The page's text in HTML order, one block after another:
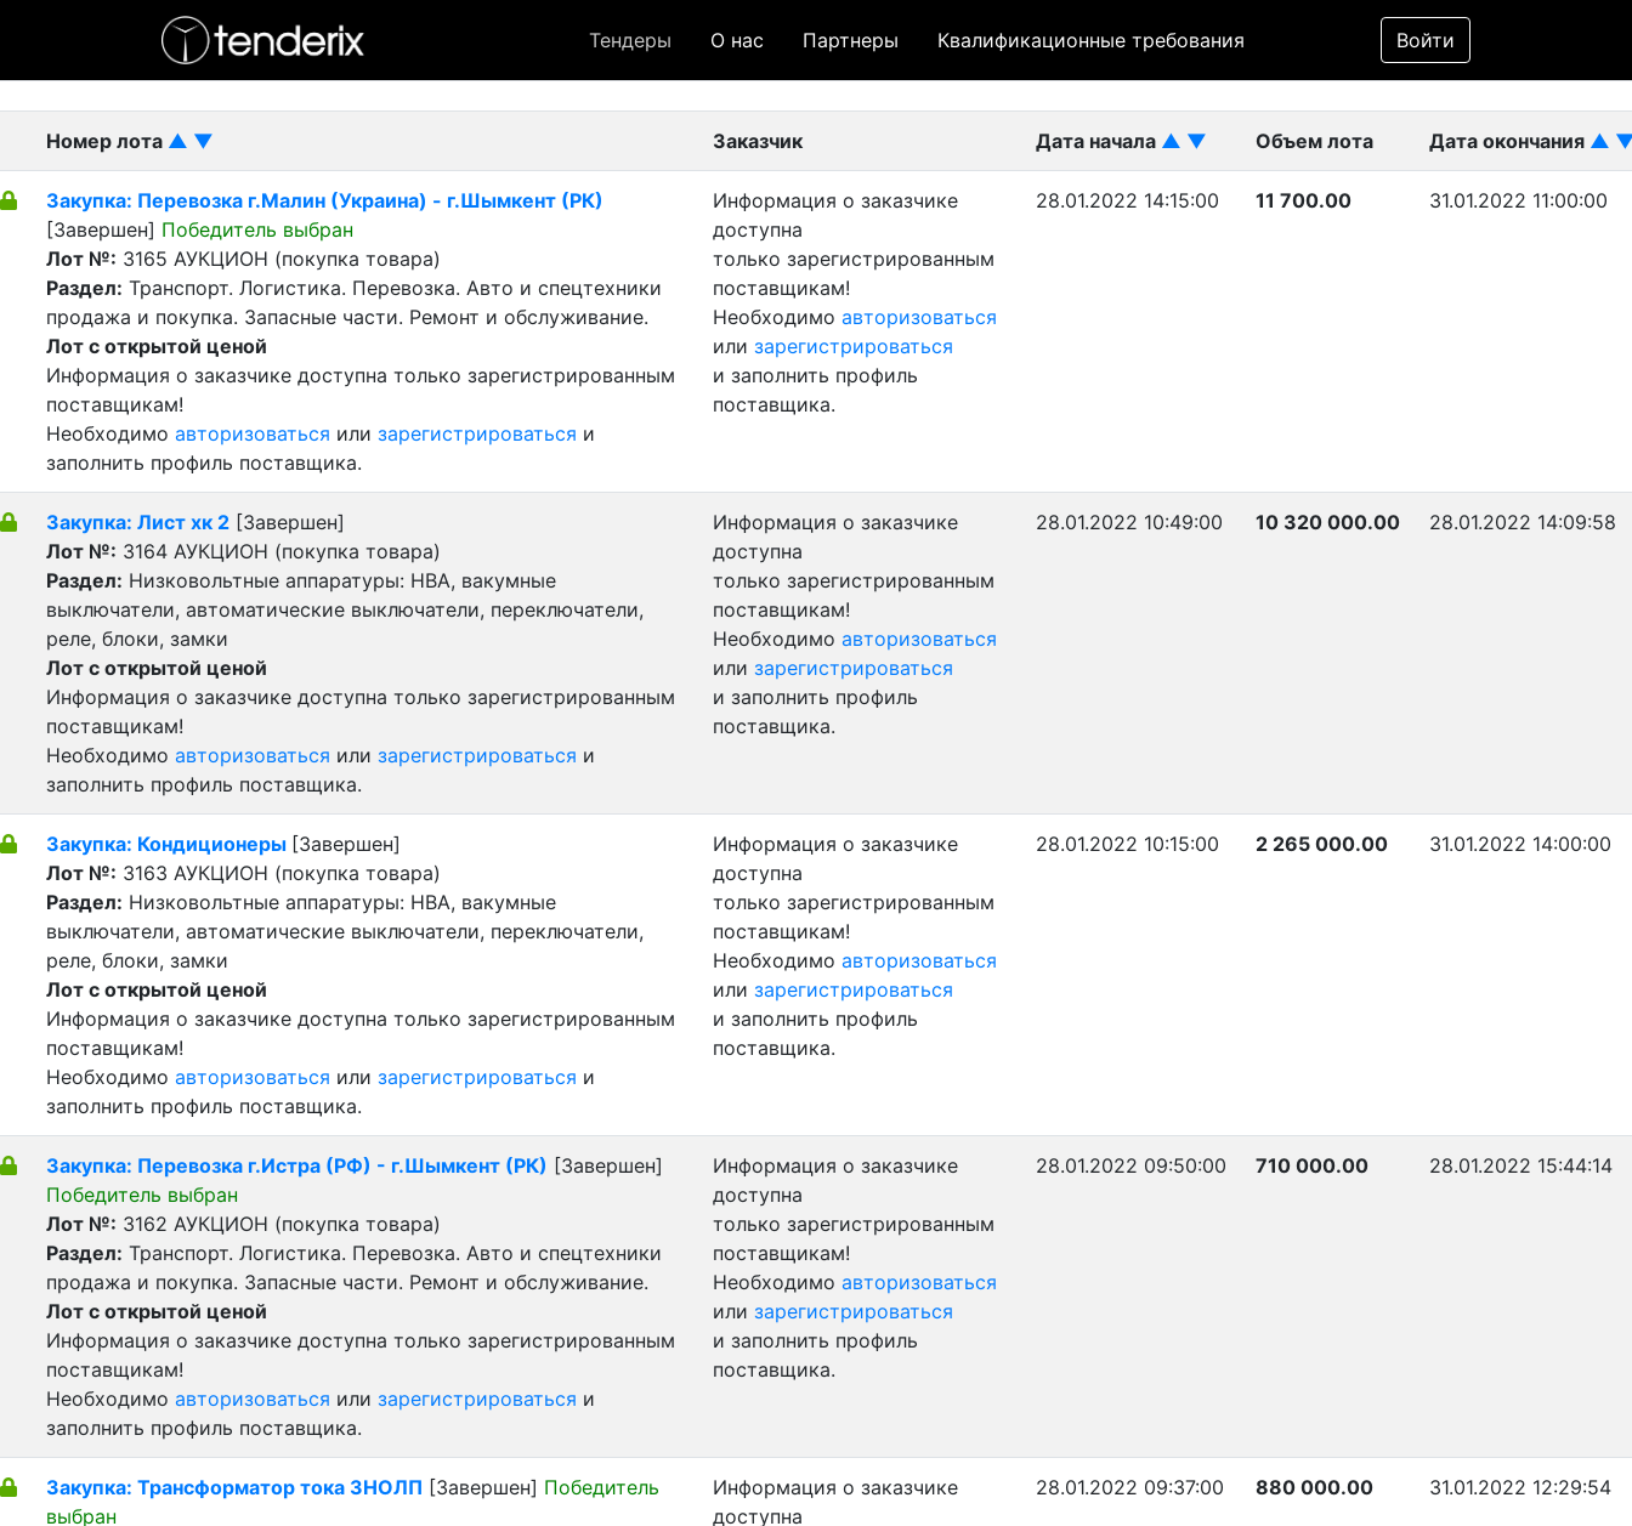
Тендеры О нас Партнеры Квалификационные требования Войти
Фильтр
- Завершенный лот
Номер лота ▲ ▼ Заказчик Дата начала ▲ ▼ Объем лота Дата окончания ▲
Закупка: Перевозка г.Малин (Украина) - г.Шымкент (РК)
[Завершен] Победитель выбран
Лот №: 3165 АУКЦИОН (покупка товара)
Раздел: Транспорт. Логистика. Перевозка. Авто и спецтехники
продажа и покупка. Запасные части. Ремонт и обслуживание.
Лот с открытой ценой
Информация о заказчике доступна только зарегистрированным
поставщикам!
Необходимо авторизоваться или зарегистрироваться и
заполнить профиль поставщика.
Информация о заказчике
доступна
только зарегистрированным
поставщикам!
Необходимо авторизоваться
или зарегистрироваться
и заполнить профиль
поставщика.
28.01.2022 14:15:00 11 700.00 31.01.2022 11:00:00
Закупка: Лист хк 2 [Завершен]
Лот №: 3164 АУКЦИОН (покупка товара)
Раздел: Низковольтные аппаратуры: НВА, вакумные
выключатели, автоматические выключатели, переключатели,
реле, блоки, замки
Лот с открытой ценой
Информация о заказчике доступна только зарегистрированным
поставщикам!
Необходимо авторизоваться или зарегистрироваться и
заполнить профиль поставщика.
Информация о заказчике
доступна
только зарегистрированным
поставщикам!
Необходимо авторизоваться
или зарегистрироваться
и заполнить профиль
поставщика.
28.01.2022 10:49:00 10 320 000.00 28.01.2022 14:09:58
Закупка: Кондиционеры [Завершен]
Лот №: 3163 АУКЦИОН (покупка товара)
Раздел: Низковольтные аппаратуры: НВА, вакумные
выключатели, автоматические выключатели, переключатели,
реле, блоки, замки
Лот с открытой ценой
Информация о заказчике доступна только зарегистрированным
поставщикам!
Необходимо авторизоваться или зарегистрироваться и
заполнить профиль поставщика.
Информация о заказчике
доступна
только зарегистрированным
поставщикам!
Необходимо авторизоваться
или зарегистрироваться
и заполнить профиль
поставщика.
28.01.2022 10:15:00 2 265 000.00 31.01.2022 14:00:00
Закупка: Перевозка г.Истра (РФ) - г.Шымкент (РК) [Завершен]
Победитель выбран
Лот №: 3162 АУКЦИОН (покупка товара)
Раздел: Транспорт. Логистика. Перевозка. Авто и спецтехники
продажа и покупка. Запасные части. Ремонт и обслуживание.
Лот с открытой ценой
Информация о заказчике доступна только зарегистрированным
поставщикам!
Необходимо авторизоваться или зарегистрироваться и
заполнить профиль поставщика.
Информация о заказчике
доступна
только зарегистрированным
поставщикам!
Необходимо авторизоваться
или зарегистрироваться
и заполнить профиль
поставщика.
28.01.2022 09:50:00 710 000.00 28.01.2022 15:44:14
Закупка: Трансформатор тока ЗНОЛП [Завершен] Победитель
выбран
Информация о заказчике
доступна
28.01.2022 09:37:00 880 000.00 31.01.2022 12:29:54